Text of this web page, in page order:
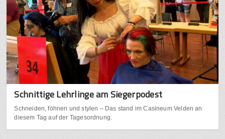
Schnittige Lehrlinge am Siegerpodest
Schneiden, föhnen und stylen – Das stand im Casineum Velden an
diesem Tag auf der Tagesordnung.